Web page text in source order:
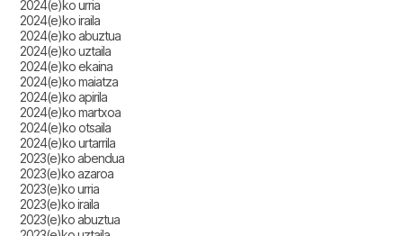
2024(e)ko urria
2024(e)ko iraila
2024(e)ko abuztua
2024(e)ko uztaila
2024(e)ko ekaina
2024(e)ko maiatza
2024(e)ko apirila
2024(e)ko martxoa
2024(e)ko otsaila
2024(e)ko urtarrila
2023(e)ko abendua
2023(e)ko azaroa
2023(e)ko urria
2023(e)ko iraila
2023(e)ko abuztua